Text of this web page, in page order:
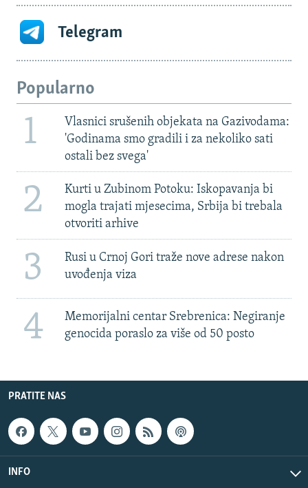
Telegram
Popularno
1
Vlasnici srušenih objekata na Gazivodama:
'Godinama smo gradili i za nekoliko sati
ostali bez svega'
2
Kurti u Zubinom Potoku: Iskopavanja bi
mogla trajati mjesecima, Srbija bi trebala
otvoriti arhive
3
Rusi u Crnoj Gori traže nove adrese nakon
uvođenja viza
4
Memorijalni centar Srebrenica: Negiranje
genocida poraslo za više od 50 posto
PRATITE NAS
INFO